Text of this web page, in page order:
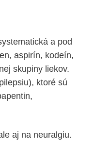
a pod
aspirín, kodeín,
skupiny liekov.
ktoré sú
aj na neuralgiu.